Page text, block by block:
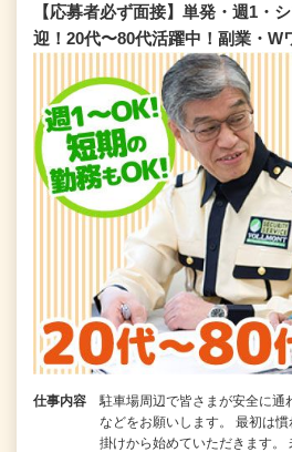
【応募者必ず面接】単発・週1・
迎！20代〜80代活躍中！副業・W
仕事内容
駐車場周辺で皆さまが安全に通
などをお願いします。 最初は
掛けから始めていただきます。